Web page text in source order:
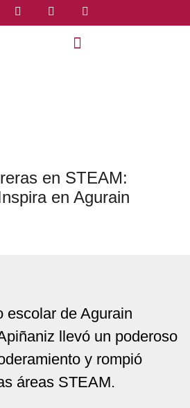
en STEAM:
en Agurain
escolar de Agurain
llevó un poderoso
y rompió
áreas STEAM.